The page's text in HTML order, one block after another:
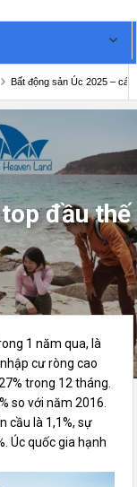
sản Úc 2025 – các
đầu thế
1 năm qua, là
cư ròng cao
trong 12 tháng.
so với năm 2016.
cầu là 1,1%, sự
Úc quốc gia hạnh